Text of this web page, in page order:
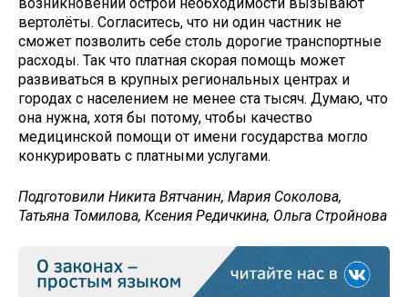
вертолёты. Согласитесь, что ни один частник не
сможет позволить себе столь дорогие транспортные
расходы. Так что платная скорая помощь может
развиваться в крупных региональных центрах и
городах с населением не менее ста тысяч. Думаю, что
она нужна, хотя бы потому, чтобы качество
медицинской помощи от имени государства могло
конкурировать с платными услугами.
Подготовили Никита Вятчанин, Мария Соколова,
Татьяна Томилова, Ксения Редичкина, Ольга Стройнова